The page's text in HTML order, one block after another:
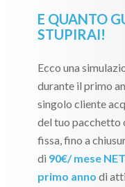
E QUANTO
STUPIRAI!
Ecco una
durante il primo
singolo cliente
del tuo pacchetto
fissa, fino a
di 90€/ mese
primo anno di